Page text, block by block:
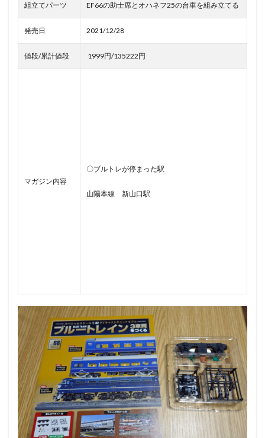
組立てパーツ EF66の助士席とオハネフ25の台車を組み立てる
発売日 2021/12/28
値段/累計値段 1999円/135222円
マガジン内容
〇ブルトレが停まった駅
山陽本線 新山口駅